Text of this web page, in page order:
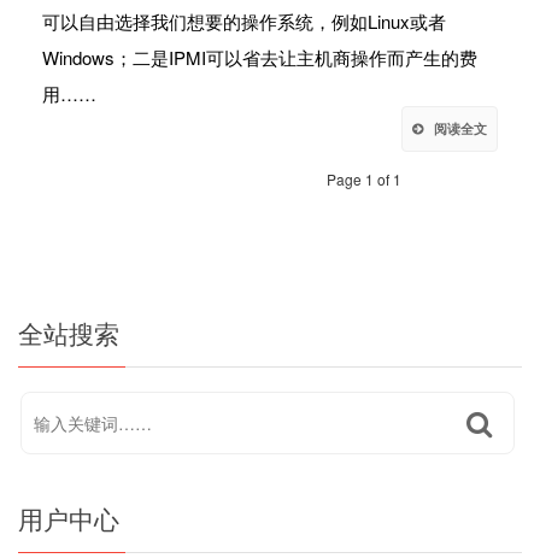
可以自由选择我们想要的操作系统，例如Linux或者
Windows；二是IPMI可以省去让主机商操作而产生的费
用……
阅读全文
Page 1 of 1
全站搜索
用户中心